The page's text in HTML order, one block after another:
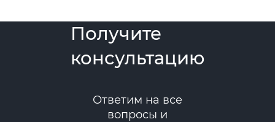
Получите
консультацию
Ответим на все
вопросы и